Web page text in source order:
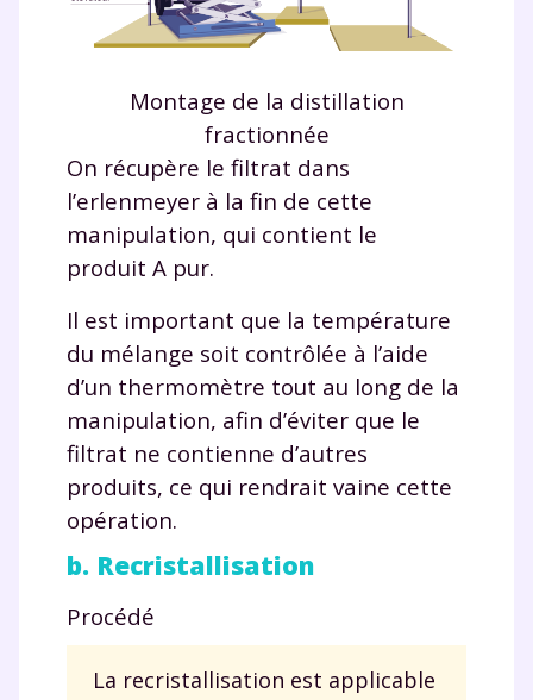
Montage de la distillation
fractionnée
On récupère le filtrat dans
l’erlenmeyer à la fin de cette
manipulation, qui contient le
produit A pur.
Il est important que la température
du mélange soit contrôlée à l’aide
d’un thermomètre tout au long de la
manipulation, afin d’éviter que le
filtrat ne contienne d’autres
produits, ce qui rendrait vaine cette
opération.
b. Recristallisation
Procédé
La recristallisation est applicable
Envie de progresser
et de réussir votre
année scolaire ?
Testez gratuitement
pendant 24h notre
plateforme de soutien
scolaire !
corrigés
suivre les progrès